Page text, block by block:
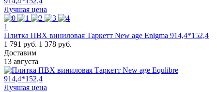
Лучшая цена
1
Плитка ПВХ виниловая Таркетт New age Enigma 914,4*152,4
1 791 руб. 1 378 руб.
Доставим
13 августа
Лучшая цена